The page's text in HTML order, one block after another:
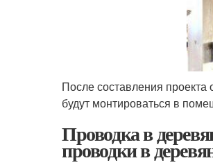
После составления проекта
будут монтироваться в
Проводка в
проводки в